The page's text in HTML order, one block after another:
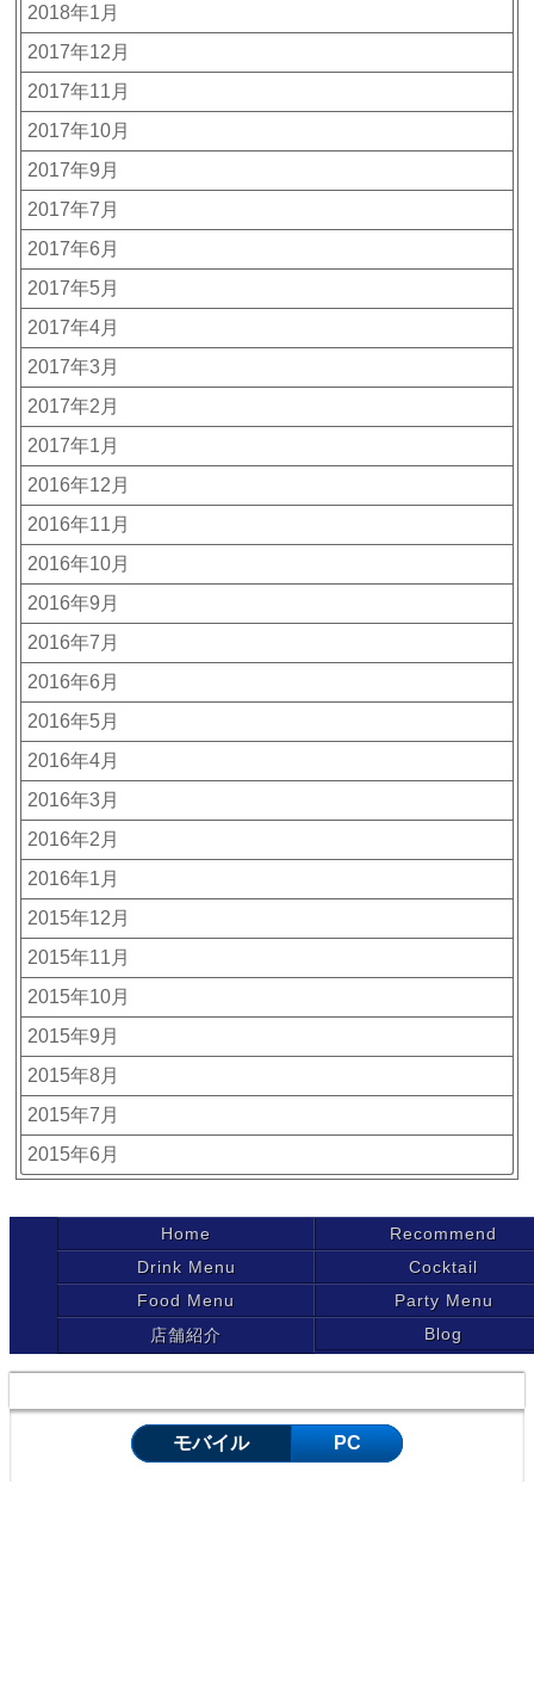
2018年1月
2017年12月
2017年11月
2017年10月
2017年9月
2017年7月
2017年6月
2017年5月
2017年4月
2017年3月
2017年2月
2017年1月
2016年12月
2016年11月
2016年10月
2016年9月
2016年7月
2016年6月
2016年5月
2016年4月
2016年3月
2016年2月
2016年1月
2015年12月
2015年11月
2015年10月
2015年9月
2015年8月
2015年7月
2015年6月
Home
Recommend
Drink Menu
Cocktail
Food Menu
Party Menu
店舗紹介
Blog
モバイル PC